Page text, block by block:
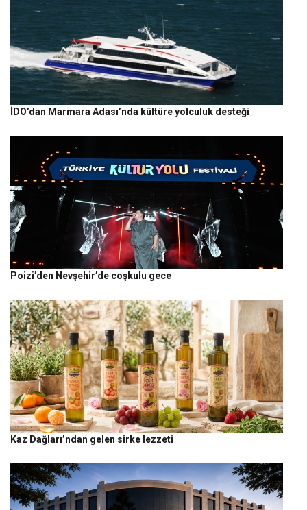
İDO’dan Marmara Adası’nda kültüre yolculuk desteği
Poizi’den Nevşehir’de coşkulu gece
Kaz Dağları’ndan gelen sirke lezzeti